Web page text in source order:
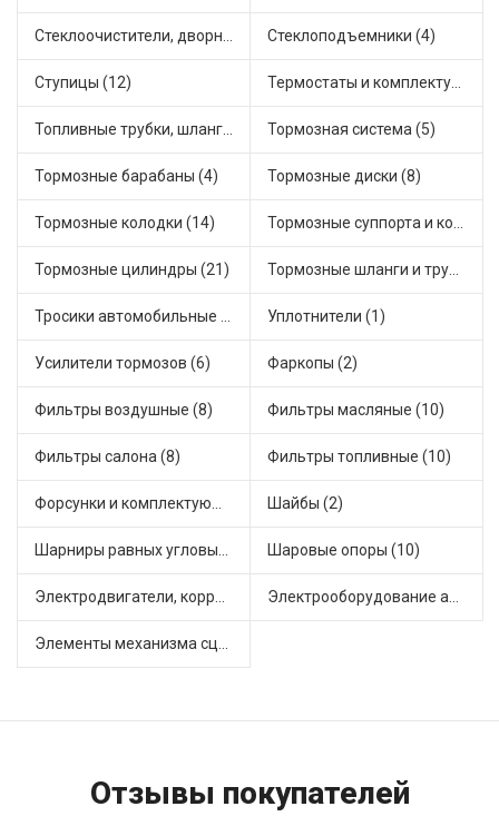
Стеклоочистители, дворники (1) Стеклоподъемники (4)
Ступицы (12) Термостаты и комплектующие системы охлаждения (43)
Топливные трубки, шланги, магистрали и рампы (2) Тормозная система (5)
Тормозные барабаны (4) Тормозные диски (8)
Тормозные колодки (14) Тормозные суппорта и комплектующие (4)
Тормозные цилиндры (21) Тормозные шланги и трубки (7)
Тросики автомобильные (9) Уплотнители (1)
Усилители тормозов (6) Фаркопы (2)
Фильтры воздушные (8) Фильтры масляные (10)
Фильтры салона (8) Фильтры топливные (10)
Форсунки и комплектующие (3) Шайбы (2)
Шарниры равных угловых скоростей, приводные валы (8) Шаровые опоры (10)
Электродвигатели, корректоры и приводы автомобильн (25) Электрооборудование автомобилей (12)
Элементы механизма сцепления (38)
Отзывы покупателей